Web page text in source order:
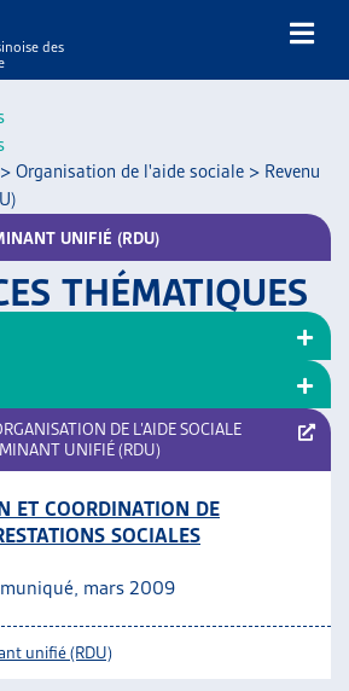
des
> Organisation de l'aide sociale > Revenu
UNIFIÉ (RDU)
THÉMATIQUES
DE L’AIDE SOCIALE
UNIFIÉ (RDU)
ET COORDINATION DE
SOCIALES
mars 2009
unifié (RDU)